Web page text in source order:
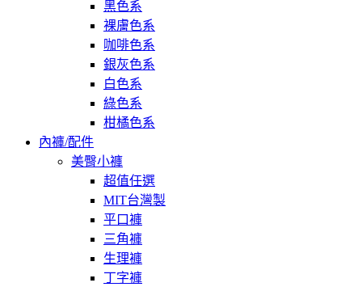
黑色系
裸膚色系
咖啡色系
銀灰色系
白色系
綠色系
柑橘色系
內褲/配件
美臀小褲
超值任選
MIT台灣製
平口褲
三角褲
生理褲
丁字褲